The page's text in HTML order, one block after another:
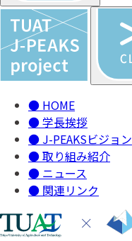
● HOME
●学長挨拶
● J-PEAKSビジョン
●取り組み紹介
● ニュース
● 関連リンク